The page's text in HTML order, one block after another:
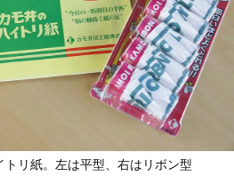
トリ紙。左は平型、右はリボン型